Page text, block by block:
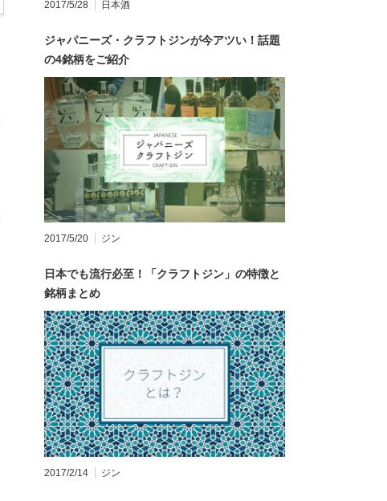
2017/5/28 日本酒
ジャパニーズ・クラフトジンが今アツい！話題
の4銘柄をご紹介
2017/5/20 ジン
日本でも流行必至！「クラフトジン」の特徴と
銘柄まとめ
2017/2/14 ジン